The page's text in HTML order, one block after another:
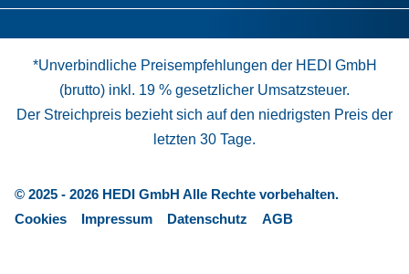
*Unverbindliche Preisempfehlungen der HEDI GmbH
(brutto) inkl. 19 % gesetzlicher Umsatzsteuer.
Der Streichpreis bezieht sich auf den niedrigsten Preis der
letzten 30 Tage.
© 2025 - 2026 HEDI GmbH Alle Rechte vorbehalten.
Cookies
Impressum Datenschutz AGB